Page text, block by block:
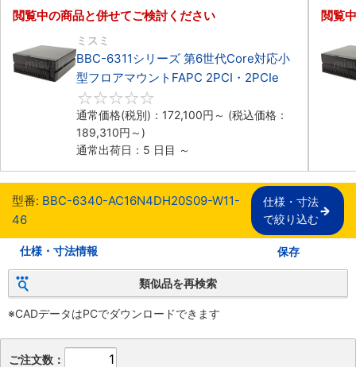
閲覧中の商品と併せてご検討ください
ミスミ
BBC-6311シリーズ 第6世代Core対応小
型フロアマウントFAPC 2PCI・2PCIe
通常価格(税別)： 172,100円 ～ (税込価格：
189,310円 ～)
通常出荷日：5 日目 ～
閲覧
型番: BBC-6340-AC16N4DH20S09-W11-
46
仕様・寸法
で絞り込む
仕様・寸法情報 保存
類似品を再検索
※CADデータはPCでダウンロードできます
ご注文数：